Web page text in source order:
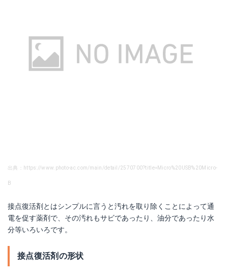
出典：https://www.photo-ac.com/main/detail/2570700?title=Micro%20USB%20Micro-
B
接点復活剤とはシンプルに言うと汚れを取り除くことによって通
電を促す薬剤で、その汚れもサビであったり、油分であったり水
分等いろいろです。
接点復活剤の形状